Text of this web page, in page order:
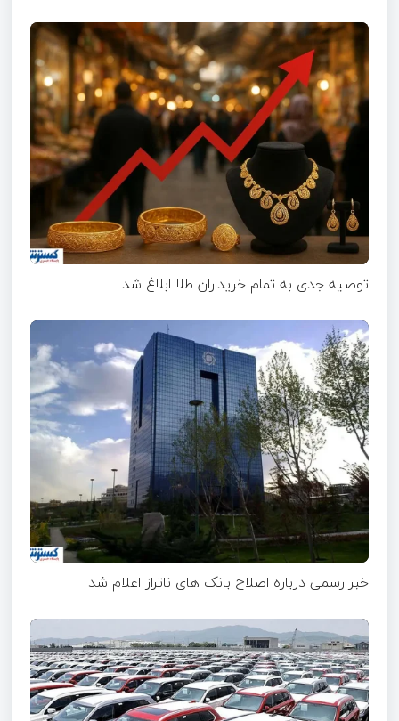
توصیه جدی به تمام خریداران طلا ابلاغ شد
خبر رسمی درباره اصلاح بانک های ناتراز اعلام شد